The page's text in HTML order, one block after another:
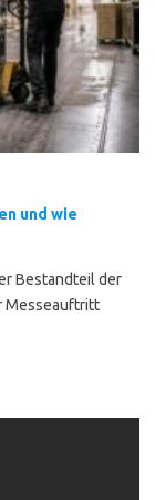
und wie
Bestandteil der
Messeauftritt